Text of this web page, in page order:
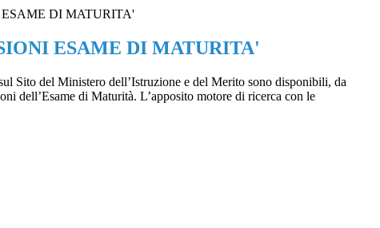
DI MATURITA'
ESAME DI MATURITA'
Sito del Ministero dell’Istruzione e del Merito sono disponibili, da
dell’Esame di Maturità. L’apposito motore di ricerca con le